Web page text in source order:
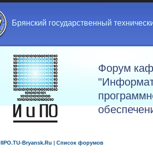
Брянский государственный
Форум
IIPO.TU-Bryansk.Ru | Список форумов